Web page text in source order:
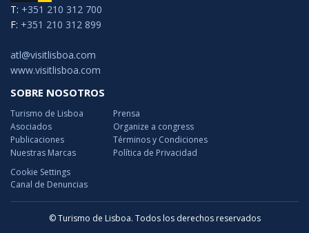
T: +351 210 312 700
F: +351 210 312 899
atl@visitlisboa.com
www.visitlisboa.com
SOBRE NOSOTROS
Turismo de Lisboa
Asociados
Publicaciones
Nuestras Marcas
Prensa
Organize a congress
Términos y Condiciones
Política de Privacidad
Cookie Settings
Canal de Denuncias
© Turismo de Lisboa. Todos los derechos reservados